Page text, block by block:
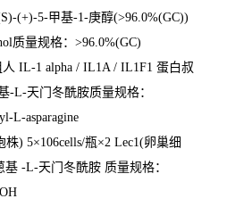
(+)-5-甲基-1-庚醇(>96.0%(GC))
质量规格： >96.0%(GC)
IL-1 alpha / IL1A / IL1F1 蛋白叔
-L-天门冬酰胺质量规格：
L-asparagine
株) 5×106cells/瓶×2 Lec1(卵巢细
基 -L-天门冬酰胺 质量规格：